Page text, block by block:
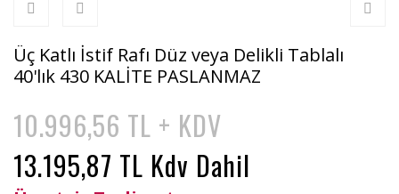
Üç Katlı İstif Rafı Düz veya Delikli Tablalı
40'lık 430 KALİTE PASLANMAZ
10.996,56 TL + KDV
13.195,87 TL Kdv Dahil